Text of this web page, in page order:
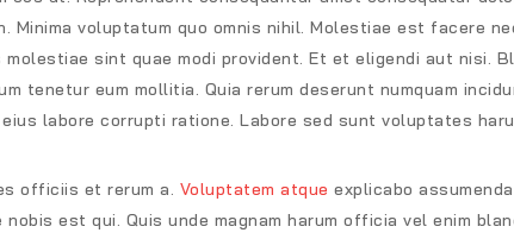
voluptatum quo omnis nihil. Molestiae est facere
sint quae modi provident. Et et eligendi aut nisi.
tenetur eum mollitia. Quia rerum deserunt numquam
labore corrupti ratione. Labore sed sunt voluptates
officiis et rerum a. Voluptatem atque explicabo
est qui. Quis unde magnam harum officia vel enim